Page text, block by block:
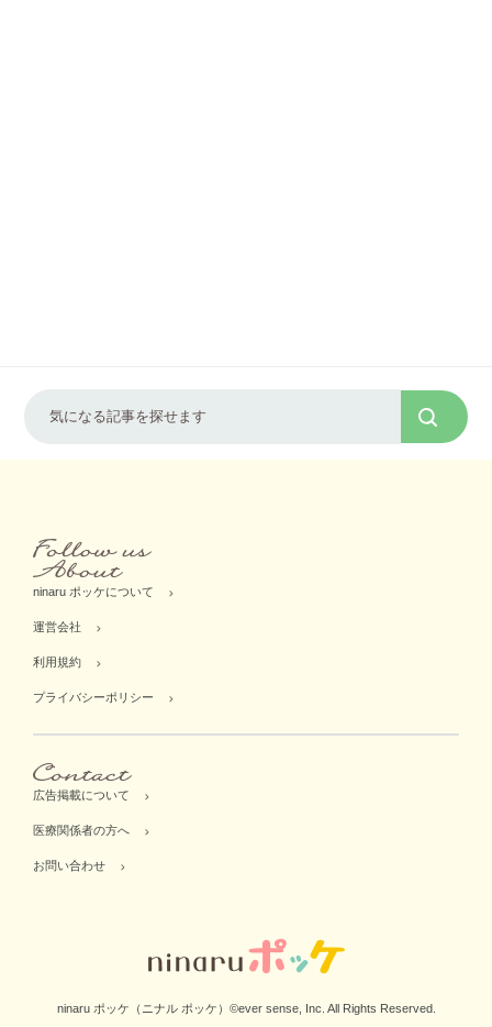
ninaru ポッケについて
運営会社
利用規約
プライバシーポリシー
広告掲載について
医療関係者の方へ
お問い合わせ
ninaru ポッケ（ニナル ポッケ）©ever sense, Inc. All Rights Reserved.